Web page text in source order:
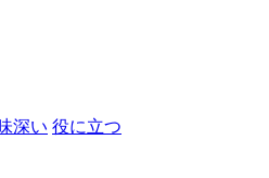
深い 役に立つ